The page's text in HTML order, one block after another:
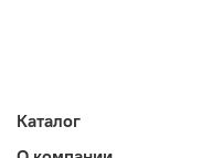
Каталог